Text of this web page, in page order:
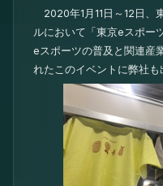
2020年1月11日～12日、
ルにおいて「東京eスポ
eスポーツの普及と関連産
れたこのイベントに弊社も